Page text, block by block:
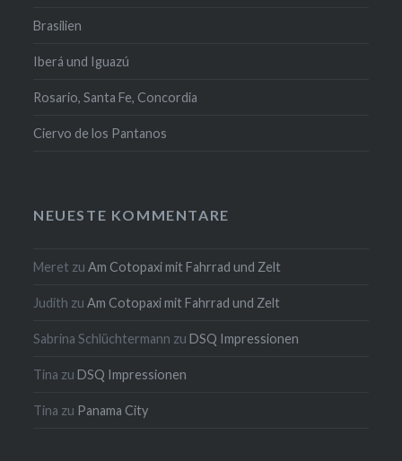
Brasilien
Iberá und Iguazú
Rosario, Santa Fe, Concordia
Ciervo de los Pantanos
NEUESTE KOMMENTARE
Meret zuAm Cotopaxi mit Fahrrad und Zelt
Judith zuAm Cotopaxi mit Fahrrad und Zelt
Sabrina Schlüchtermann zuDSQ Impressionen
Tina zuDSQ Impressionen
Tina zu Panama City